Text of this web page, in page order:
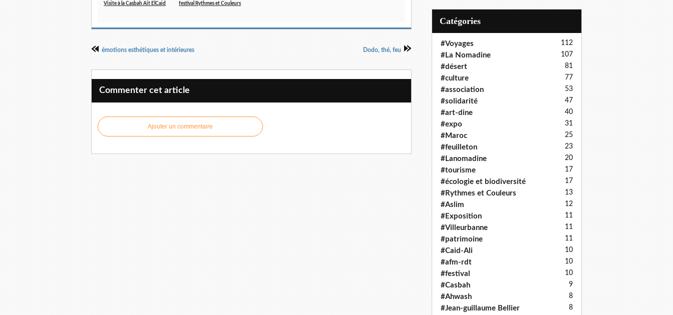
Visite à la Casbah Ait ElCaid
festival Rythmes et Couleurs
émotions esthétiques et intérieures Dodo, thé, feu
Commenter cet article
Ajouter un commentaire
Catégories
#Voyages 112
#La Nomadine 107
#désert 81
#culture 77
#association 53
#solidarité 47
#art-dine 40
#expo 31
#Maroc 25
#feuilleton 23
#Lanomadine 20
#tourisme 17
#écologie et biodiversité 17
#Rythmes et Couleurs 13
#Aslim 12
#Exposition 11
#Villeurbanne 11
#patrimoine 11
#Caid-Ali 10
#afm-rdt 10
#festival 10
#Casbah 9
#Ahwash 8
#Jean-guillaume Bellier 8